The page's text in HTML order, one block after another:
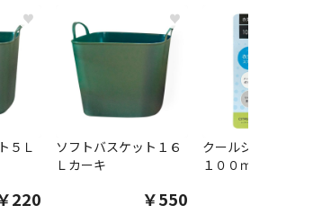
♥
５Ｌ
220
♥
ソフトバスケット１６
Ｌカーキ
￥550
クールシャツスプ
１００ｍｌ